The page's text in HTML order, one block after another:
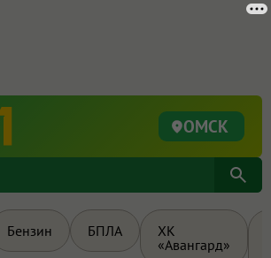
ОМСК
Бензин БПЛА
ХК
«Авангард»